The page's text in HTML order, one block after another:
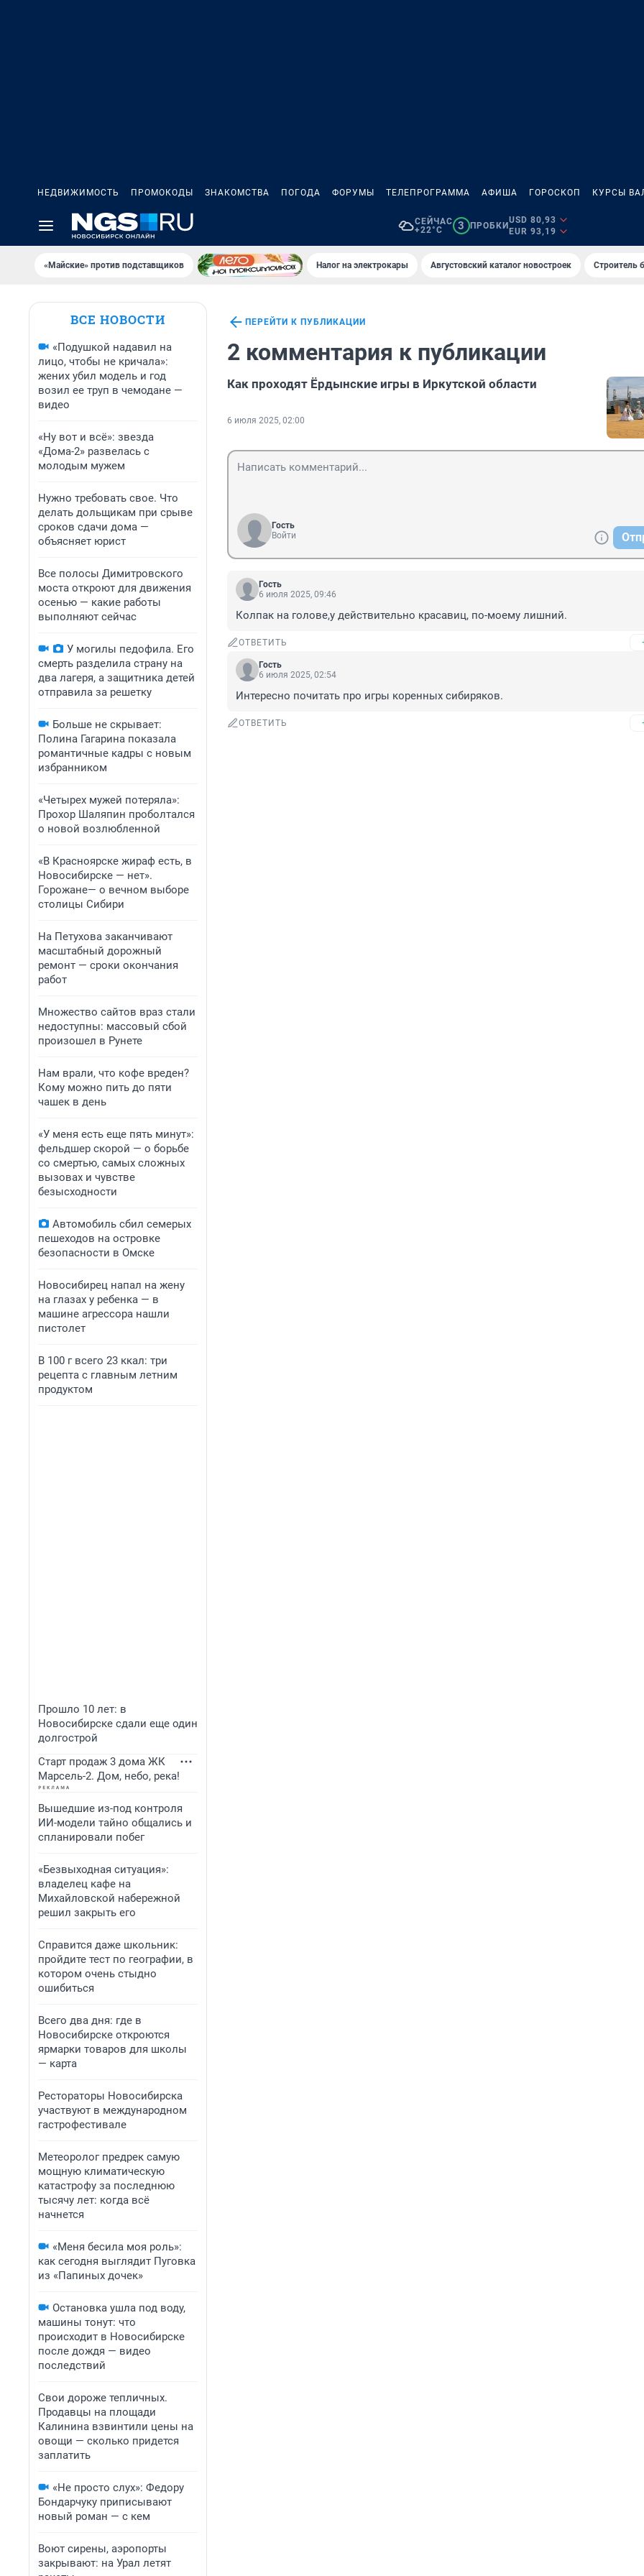
НЕДВИЖИМОСТЬ ПРОМОКОДЫ ЗНАКОМСТВА ПОГОДА ФОРУМЫ ТЕЛЕПРОГРАММА АФИША ГОРОСКОП КУРСЫ
СЕЙЧАС
+22°C
3 ПРОБКИ
USD 80,93
EUR 93,19
«Майские» против подставщиков Налог на электрокары Августовский каталог новостроек Строитель
ВСЕ НОВОСТИ
«Подушкой надавил на
лицо, чтобы не кричала»:
жених убил модель и год
возил ее труп в чемодане —
видео
«Ну вот и всё»: звезда
«Дома-2» развелась с
молодым мужем
Нужно требовать свое. Что
делать дольщикам при срыве
сроков сдачи дома —
объясняет юрист
Все полосы Димитровского
моста откроют для движения
осенью — какие работы
выполняют сейчас
У могилы педофила. Его
смерть разделила страну на
два лагеря, а защитника детей
отправила за решетку
Больше не скрывает:
Полина Гагарина показала
романтичные кадры с новым
избранником
«Четырех мужей потеряла»:
Прохор Шаляпин проболтался
о новой возлюбленной
«В Красноярске жираф есть, в
Новосибирске — нет».
Горожане— о вечном выборе
столицы Сибири
На Петухова заканчивают
масштабный дорожный
ремонт — сроки окончания
работ
Множество сайтов враз стали
недоступны: массовый сбой
произошел в Рунете
Нам врали, что кофе вреден?
Кому можно пить до пяти
чашек в день
«У меня есть еще пять минут»:
фельдшер скорой — о борьбе
со смертью, самых сложных
вызовах и чувстве
безысходности
Автомобиль сбил семерых
пешеходов на островке
безопасности в Омске
Новосибирец напал на жену
на глазах у ребенка — в
машине агрессора нашли
пистолет
В 100 г всего 23 ккал: три
рецепта с главным летним
продуктом
Прошло 10 лет: в
Новосибирске сдали еще один
долгострой
Старт продаж 3 дома ЖК
Марсель-2. Дом, небо, река!
Вышедшие из-под контроля
ИИ-модели тайно общались и
спланировали побег
«Безвыходная ситуация»:
владелец кафе на
Михайловской набережной
решил закрыть его
Справится даже школьник:
пройдите тест по географии, в
котором очень стыдно
ошибиться
Всего два дня: где в
Новосибирске откроются
ярмарки товаров для школы
— карта
Рестораторы Новосибирска
участвуют в международном
гастрофестивале
Метеоролог предрек самую
мощную климатическую
катастрофу за последнюю
тысячу лет: когда всё
начнется
«Меня бесила моя роль»:
как сегодня выглядит Пуговка
из «Папиных дочек»
Остановка ушла под воду,
машины тонут: что
происходит в Новосибирске
после дождя — видео
последствий
Свои дороже тепличных.
Продавцы на площади
Калинина взвинтили цены на
овощи — сколько придется
заплатить
«Не просто слух»: Федору
Бондарчуку приписывают
новый роман — с кем
Воют сирены, аэропорты
закрывают: на Урал летят
ПЕРЕЙТИ К ПУБЛИКАЦИИ
2 комментария к публикации
Как проходят Ёрдынские игры в Иркутской области
6 июля 2025, 02:00
Гость
Войти
Гость
6 июля 2025, 09:46
Колпак на голове,у действительно красавиц, по-моему лишний.
ОТВЕТИТЬ
Гость
6 июля 2025, 02:54
Интересно почитать про игры коренных сибиряков.
ОТВЕТИТЬ